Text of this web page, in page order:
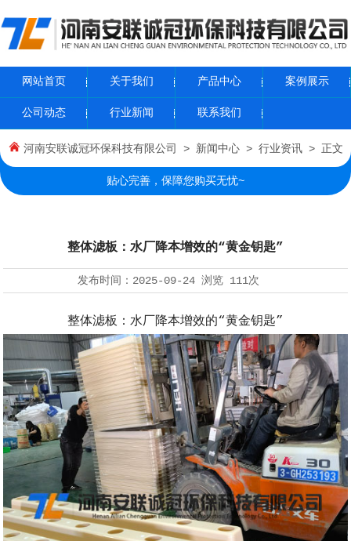
网站首页 关于我们 产品中心 案例展示
公司动态 行业新闻 联系我们
河南安联诚冠环保科技有限公司 > 新闻中心> 行业资讯> 正文
贴心完善，保障您购买无忧~
整体滤板：水厂降本增效的“黄金钥匙”
发布时间： 2025-09-24 浏览 111次
整体滤板：水厂降本增效的“黄金钥匙”